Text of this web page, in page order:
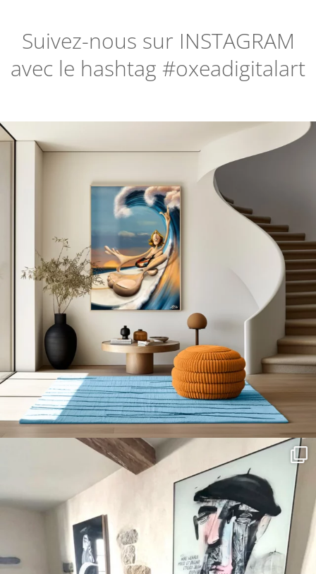
Suivez-nous sur INSTAGRAM
avec le hashtag #oxeadigitalart